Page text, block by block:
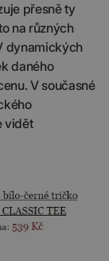
přesně ty
na různých
dynamických
daného
V současné
vidět